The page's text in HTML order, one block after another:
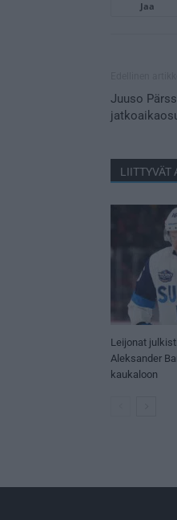
Jaa
Juuso
LIITTYVÄT
Leijonat
Aleksander
kaukaloon